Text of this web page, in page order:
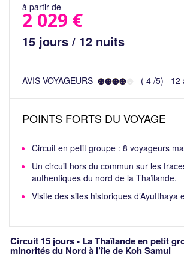
à partir de
2 029 €
15 jours / 12 nuits
AVIS VOYAGEURS ( 4 /5) 12
POINTS FORTS DU VOYAGE
Circuit en petit groupe : 8 voyageurs
Un circuit hors du commun sur les
authentiques du nord de la Thaïlande.
Visite des sites historiques d’Ayutthaya
Circuit 15 jours - La Thaïlande en petit
minorités du Nord à l’île de Koh Samui